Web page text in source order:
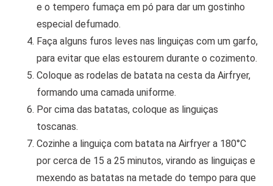
e o tempero fumaça em pó para dar um gostinho
especial defumado.
Faça alguns furos leves nas linguiças com um garfo,
para evitar que elas estourem durante o cozimento.
Coloque as rodelas de batata na cesta da Airfryer,
formando uma camada uniforme.
Por cima das batatas, coloque as linguiças
toscanas.
Cozinhe a linguiça com batata na Airfryer a 180°C
por cerca de 15 a 25 minutos, virando as linguiças e
mexendo as batatas na metade do tempo para que